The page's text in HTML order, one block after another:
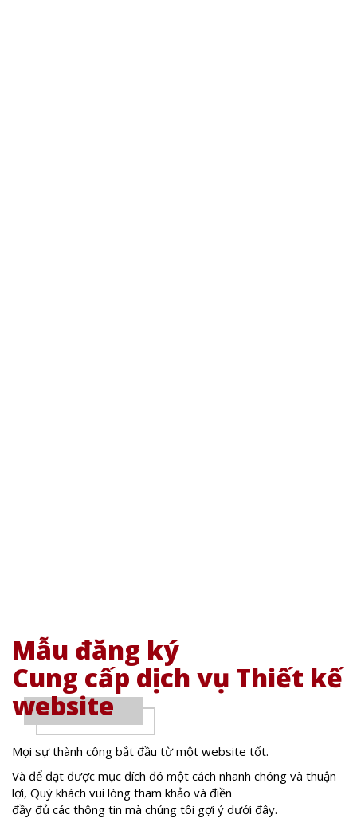
Mẫu đăng ký
Cung cấp dịch vụ Thiết kế
website
Mọi sự thành công bắt đầu từ một website tốt.
Và để đạt được mục đích đó một cách nhanh chóng và thuận
lợi, Quý khách vui lòng tham khảo và điền
đầy đủ các thông tin mà chúng tôi gợi ý dưới đây.